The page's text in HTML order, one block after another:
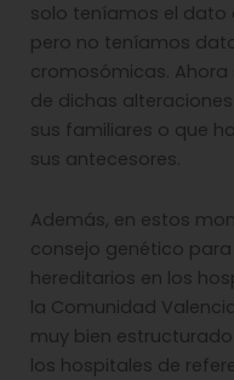
solo teníamos el dato
pero no teníamos
cromosómicas.
de dichas
sus familiares o que
sus antecesores.
Además, en estos
consejo genético
hereditarios en los
la Comunidad
muy bien
los hospitales de